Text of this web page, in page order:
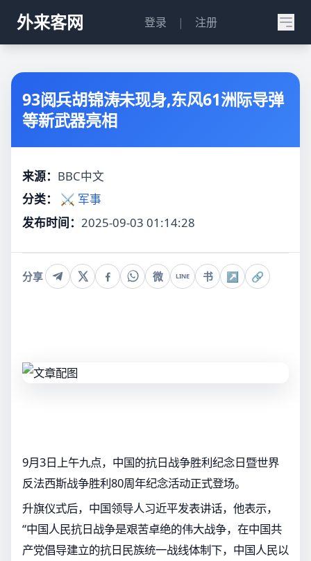
外来客网 登录 | 注册
93阅兵胡锦涛未现身,东风61洲际导弹
等新武器亮相
来源： BBC中文
分类：
⚔️ 军事
发布时间： 2025-09-03 01:14:28
分享 微 LINE 书 ↗ 🔗
9月3日上午九点，中国的抗日战争胜利纪念日暨世界
反法西斯战争胜利80周年纪念活动正式登场。
升旗仪式后，中国领导人习近平发表讲话，他表示，
“中国人民抗日战争是艰苦卓绝的伟大战争，在中国共
产党倡导建立的抗日民族统一战线体制下，中国人民以